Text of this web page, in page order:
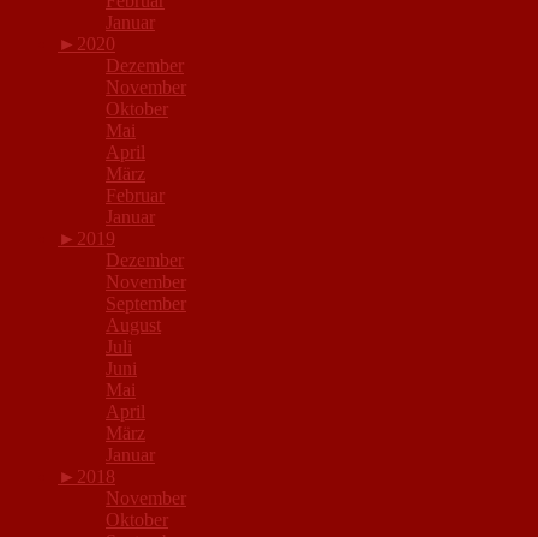
Januar
► 2020
Dezember
November
Oktober
Mai
April
März
Februar
Januar
► 2019
Dezember
November
September
August
Juli
Juni
Mai
April
März
Januar
► 2018
November
Oktober